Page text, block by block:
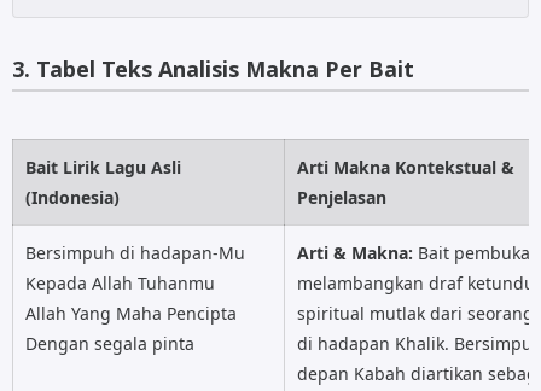
E Am
Bersenandung di hati
Dm
Am
E Am
3. Tabel Teks Analisis Makna Per Bait
Bait Lirik Lagu Asli
(Indonesia)
Arti Makna Kontekstual &
Penjelasan
Bersimpuh di hadapan-Mu
Kepada Allah Tuhanmu
Allah Yang Maha Pencipta
Dengan segala pinta
Arti & Makna: Bait pembuka
melambangkan draf
spiritual mutlak dari seorang
di hadapan Khalik.
depan Kabah diartikan